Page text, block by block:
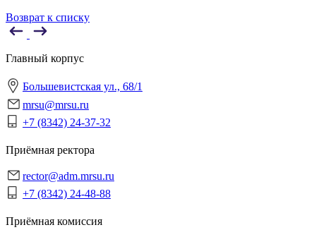
Возврат к списку
Главный корпус
Большевистская ул., 68/1
mrsu@mrsu.ru
+7 (8342) 24-37-32
Приёмная ректора
rector@adm.mrsu.ru
+7 (8342) 24-48-88
Приёмная комиссия